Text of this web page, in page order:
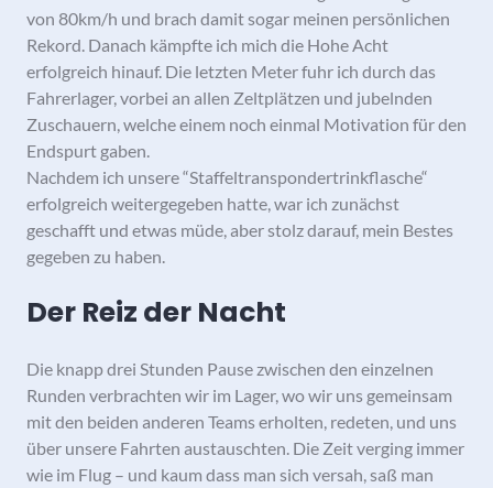
von 80km/h und brach damit sogar meinen persönlichen
Rekord. Danach kämpfte ich mich die Hohe Acht
erfolgreich hinauf. Die letzten Meter fuhr ich durch das
Fahrerlager, vorbei an allen Zeltplätzen und jubelnden
Zuschauern, welche einem noch einmal Motivation für den
Endspurt gaben.
Nachdem ich unsere “Staffeltranspondertrinkflasche“
erfolgreich weitergegeben hatte, war ich zunächst
geschafft und etwas müde, aber stolz darauf, mein Bestes
gegeben zu haben.
Der Reiz der Nacht
Die knapp drei Stunden Pause zwischen den einzelnen
Runden verbrachten wir im Lager, wo wir uns gemeinsam
mit den beiden anderen Teams erholten, redeten, und uns
über unsere Fahrten austauschten. Die Zeit verging immer
wie im Flug – und kaum dass man sich versah, saß man